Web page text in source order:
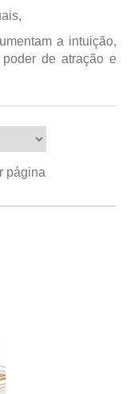
a intuição,
de atração e
página